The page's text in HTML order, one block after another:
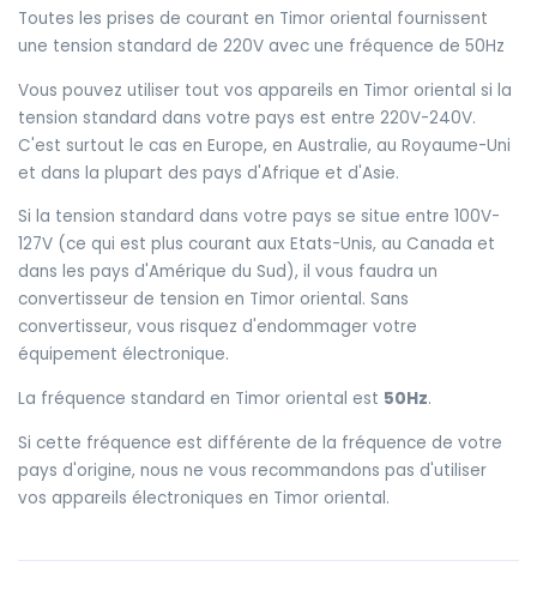
Toutes les prises de courant en Timor oriental fournissent
une tension standard de 220V avec une fréquence de 50Hz
Vous pouvez utiliser tout vos appareils en Timor oriental si la
tension standard dans votre pays est entre 220V-240V.
C'est surtout le cas en Europe, en Australie, au Royaume-Uni
et dans la plupart des pays d'Afrique et d'Asie.
Si la tension standard dans votre pays se situe entre 100V-
127V (ce qui est plus courant aux Etats-Unis, au Canada et
dans les pays d'Amérique du Sud), il vous faudra un
convertisseur de tension en Timor oriental. Sans
convertisseur, vous risquez d'endommager votre
équipement électronique.
La fréquence standard en Timor oriental est 50Hz.
Si cette fréquence est différente de la fréquence de votre
pays d'origine, nous ne vous recommandons pas d'utiliser
vos appareils électroniques en Timor oriental.